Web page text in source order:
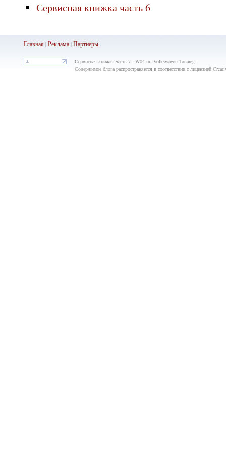
Сервисная книжка часть 6
Главная| Реклама| Партнёры
Сервисная книжка часть 7 - W04.ru: Volkswagen Touareg
Содержимое блогараспространяется в соответствии с лицензией